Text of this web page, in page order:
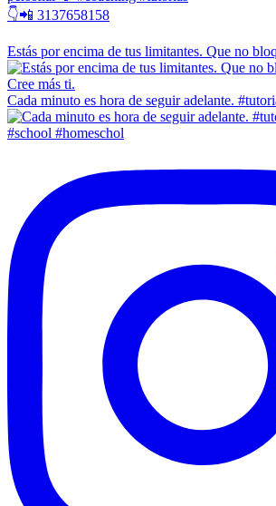
👇📲 3137658158
Estás por encima de tus limitantes. Que no
Cada minuto es hora de seguir adelante.